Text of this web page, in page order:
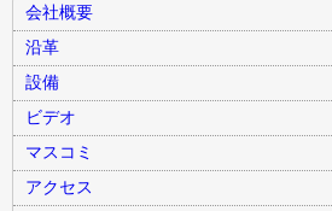
会社概要
沿革
設備
ビデオ
マスコミ
アクセス